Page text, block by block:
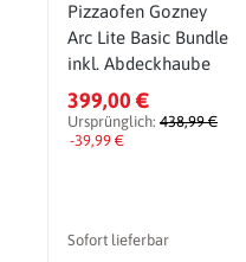
Pizzaofen Gozney
Arc Lite Basic Bundle
inkl. Abdeckhaube
399,00 €
Ursprünglich: 438,99 €
-39,99 €
Sofort lieferbar